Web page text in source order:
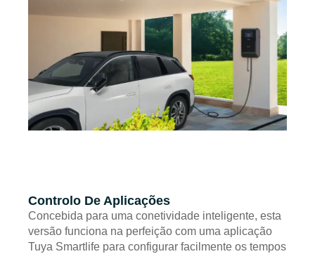
Controlo De Aplicações
Concebida para uma conetividade inteligente, esta
versão funciona na perfeição com uma aplicação
Tuya Smartlife para configurar facilmente os tempos